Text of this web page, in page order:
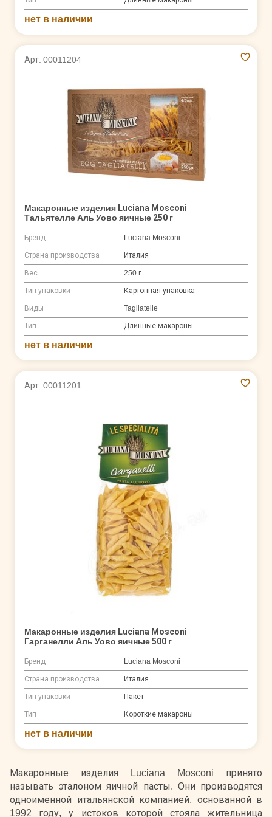
Макаронные изделия Luciana Mosconi принято
называть эталоном яичной пасты. Они производятся
одноименной итальянской компанией, основанной в
1992 году, у истоков которой стояла жительница
нет в наличии
Арт. 00011204
Макаронные изделия Luciana Mosconi
Тальятелле Аль Уово яичные 250 г
Бренд Luciana Mosconi
Страна производства Италия
Вес 250 г
Тип упаковки Картонная упаковка
Виды Tagliatelle
Тип Длинные макароны
нет в наличии
Арт. 00011201
Макаронные изделия Luciana Mosconi
Гарганелли Аль Уово яичные 500 г
Бренд Luciana Mosconi
Страна производства Италия
Тип упаковки Пакет
Тип Короткие макароны
нет в наличии